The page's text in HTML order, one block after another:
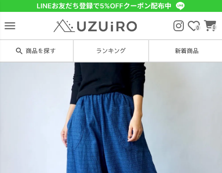
menu 0 0
search 商品を探す ランキング 新着商品